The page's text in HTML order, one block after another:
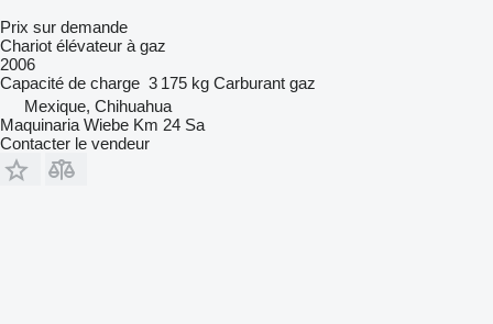
Prix sur demande
Chariot élévateur à gaz
2006
Capacité de charge 3 175 kg Carburant gaz
Mexique, Chihuahua
Maquinaria Wiebe Km 24 Sa
Contacter le vendeur